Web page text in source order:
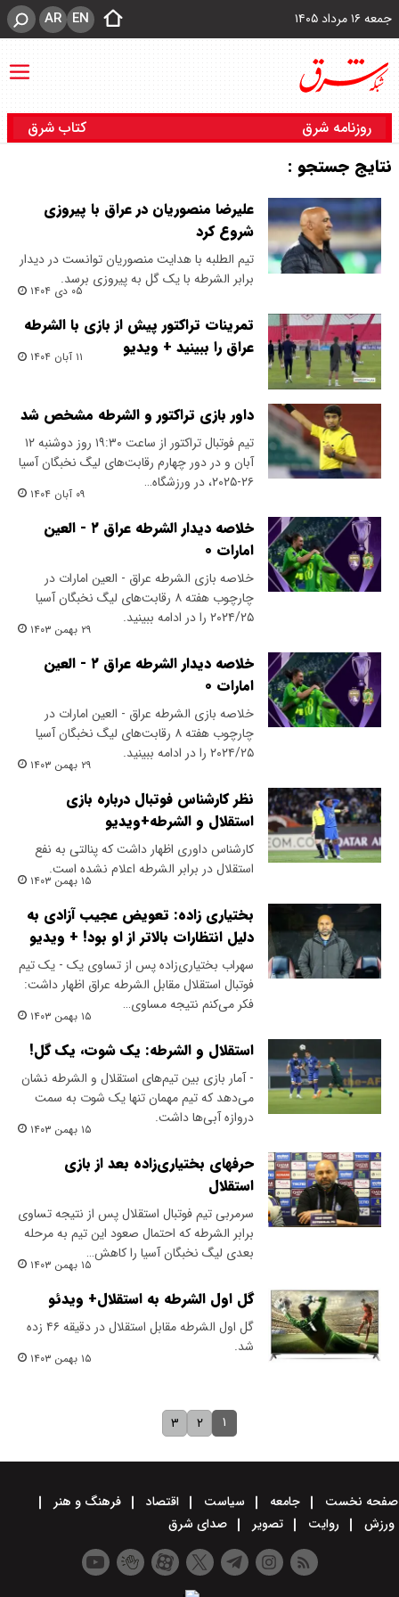
جمعه ۱۶ مرداد ۱۴۰۵ EN
AR
روزنامه شرق کتاب شرق
نتایج جستجو :
علیرضا منصوریان در عراق با پیروزی
شروع کرد
تیم الطلبه با هدایت منصوریان توانست در دیدار
برابر الشرطه با یک گل به پیروزی برسد.
۰۵ دی ۱۴۰۴
تمرینات تراکتور پیش از بازی با الشرطه
عراق را ببینید + ویدیو
۱۱ آبان ۱۴۰۴
داور بازی تراکتور و الشرطه مشخص شد
تیم فوتبال تراکتور از ساعت ۱۹:۳۰ روز دوشنبه ۱۲
آبان و در دور چهارم رقابت‌های لیگ نخبگان آسیا
۲۶-۲۰۲۵، در ورزشگاه…
۰۹ آبان ۱۴۰۴
خلاصه دیدار الشرطه عراق ۲ - العین
امارات ۰
خلاصه بازی الشرطه عراق - العین امارات در
چارچوب هفته ۸ رقابت‌های لیگ نخبگان آسیا
۲۰۲۴/۲۵ را در ادامه ببینید.
۲۹ بهمن ۱۴۰۳
خلاصه دیدار الشرطه عراق ۲ - العین
امارات ۰
خلاصه بازی الشرطه عراق - العین امارات در
چارچوب هفته ۸ رقابت‌های لیگ نخبگان آسیا
۲۰۲۴/۲۵ را در ادامه ببینید.
۲۹ بهمن ۱۴۰۳
نظر کارشناس فوتبال درباره بازی
استقلال و الشرطه+ویدیو
کارشناس داوری اظهار داشت که پنالتی به نفع
استقلال در برابر الشرطه اعلام نشده است.
۱۵ بهمن ۱۴۰۳
بختیاری زاده: تعویض عجیب آزادی به
دلیل انتظارات بالاتر از او بود! + ویدیو
سهراب بختیاری‌زاده پس از تساوی یک - یک تیم
فوتبال استقلال مقابل الشرطه عراق اظهار داشت:
فکر می‌کنم نتیجه مساوی…
۱۵ بهمن ۱۴۰۳
استقلال و الشرطه: یک شوت، یک گل!
- آمار بازی بین تیم‌های استقلال و الشرطه نشان
می‌دهد که تیم مهمان تنها یک شوت به سمت
دروازه آبی‌ها داشت.
۱۵ بهمن ۱۴۰۳
حرفهای بختیاری‌زاده بعد از بازی
استقلال
سرمربی تیم فوتبال استقلال پس از نتیجه تساوی
برابر الشرطه که احتمال صعود این تیم به مرحله
بعدی لیگ نخبگان آسیا را کاهش…
۱۵ بهمن ۱۴۰۳
گل اول الشرطه به استقلال+ ویدئو
گل اول الشرطه مقابل استقلال در دقیقه ۴۶ زده
شد.
۱۵ بهمن ۱۴۰۳
۱ ۲ ۳
صفحه نخست جامعه سیاست اقتصاد
فرهنگ و هنر
ورزش
روایت تصویر صدای شرق